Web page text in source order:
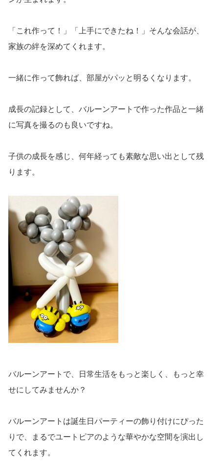
「これ作って！」「上手にできたね！」そんな会話が、
家族の絆を深めてくれます。
一緒に作って飾れば、部屋がパッと明るくなります。
成長の記録として、バルーンアートで作った作品と一緒
に写真を撮るのも良いですね。
子供の成長を感じ、何年経っても素敵な思い出として残
ります。
バルーンアートで、日常生活をもっと楽しく、もっと幸
せにしてみませんか？
バルーンアートは誕生日パーティーの飾り付けにぴった
りで、まるでユートピアのような華やかな空間を演出し
てくれます。